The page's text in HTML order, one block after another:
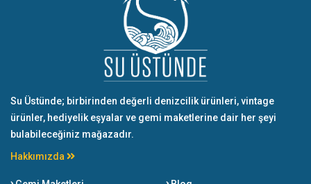
Su Üstünde; birbirinden değerli denizcilik ürünleri, vintage
ürünler, hediyelik eşyalar ve gemi maketlerine dair her şeyi
bulabileceğiniz mağazadır.
Hakkımızda